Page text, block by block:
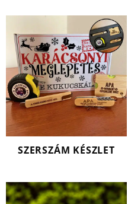
SZERSZÁM KÉSZLET